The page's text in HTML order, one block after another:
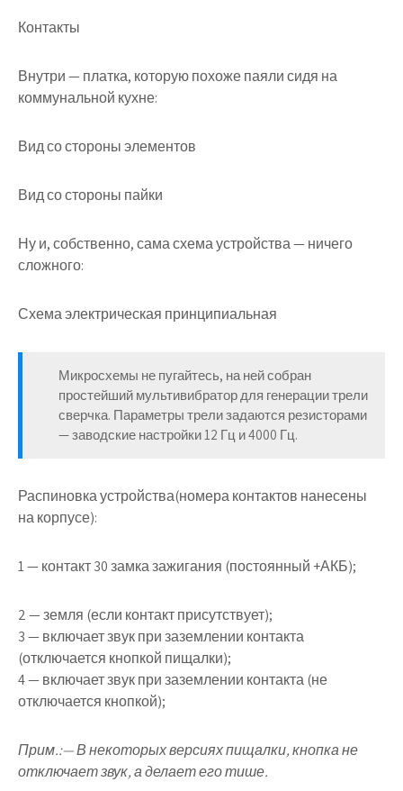
Контакты
Внутри — платка, которую похоже паяли сидя на
коммунальной кухне:
Вид со стороны элементов
Вид со стороны пайки
Ну и, собственно, сама схема устройства — ничего
сложного:
Схема электрическая принципиальная
Микросхемы не пугайтесь, на ней собран
простейший мультивибратор для генерации трели
сверчка. Параметры трели задаются резисторами
— заводские настройки 12 Гц и 4000 Гц.
Распиновка устройства(номера контактов нанесены
на корпусе):
1— контакт 30 замка зажигания (постоянный +АКБ);
2— земля (если контакт присутствует);
3— включает звук при заземлении контакта
(отключается кнопкой пищалки);
4— включает звук при заземлении контакта (не
отключается кнопкой);
Прим.:— В некоторых версиях пищалки, кнопка не
отключает звук, а делает его тише.